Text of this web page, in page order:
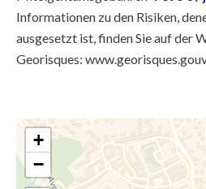
Informationen zu den Risiken,
ausgesetzt ist, finden Sie auf der
Georisques:
+
−